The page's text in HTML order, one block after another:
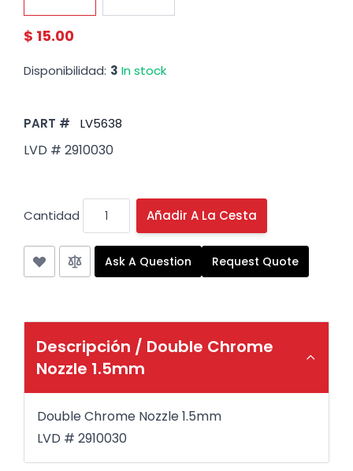
$ 15.00
Disponibilidad: 3 In stock
PART # LV5638
LVD # 2910030
Cantidad Añadir A La Cesta
Ask A Question Request Quote
Descripción / Double Chrome
Nozzle 1.5mm
Double Chrome Nozzle 1.5mm
LVD # 2910030